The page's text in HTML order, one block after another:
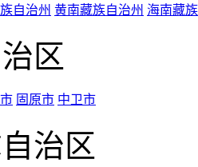
自治州 黄南藏族自治州 海南藏
区
固原市 中卫市
治区